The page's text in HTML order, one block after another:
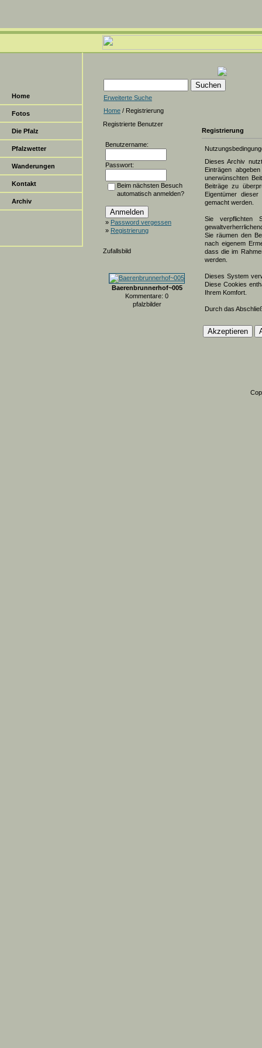
Home
Fotos
Die Pfalz
Pfalzwetter
Wanderungen
Kontakt
Archiv
Erweiterte Suche
Home / Registrierung
Registrierte Benutzer
Benutzername:
Passwort:
Beim nächsten Besuch
automatisch anmelden?
» Password vergessen
» Registrierung
Zufallsbild
Baerenbrunnerhof~005
Kommentare: 0
pfalzbilder
Registrierung
Dieses Archiv
Einträgen
unerwünschten
Beiträge zu
Eigentümer
gemacht werden.
Sie verpflichten
Sie räumen den
nach eigenem
dass die im
werden.
Dieses System
Diese Cookies
Ihrem Komfort.
Durch das